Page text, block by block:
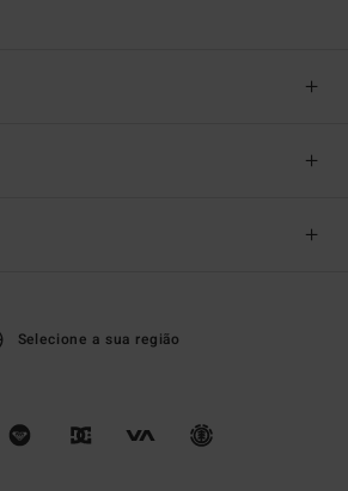
Selecione a sua região